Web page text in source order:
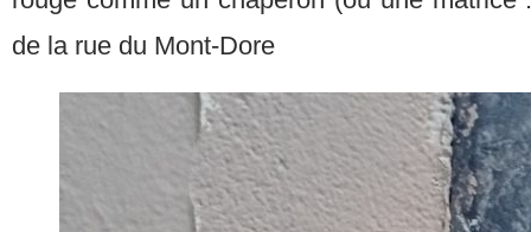
de la rue du Mont-Dore